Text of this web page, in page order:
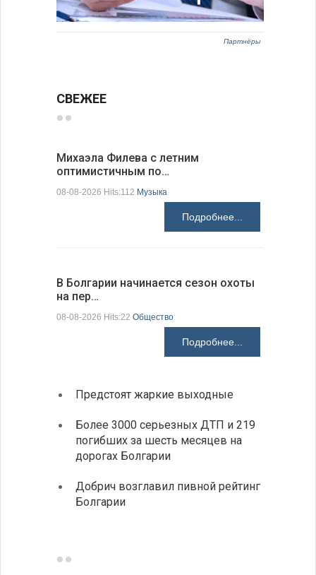
Партнёры
СВЕЖЕЕ
Михаэла Филева с летним
оптимистичным по…
08-08-2026 Hits:112 Музыка
Подробнее...
В Болгарии начинается сезон охоты
на пер…
08-08-2026 Hits:22 Общество
Подробнее...
Предстоят жаркие выходные
Более 3000 серьезных ДТП и 219
погибших за шесть месяцев на
дорогах Болгарии
Добрич возглавил пивной рейтинг
Болгарии